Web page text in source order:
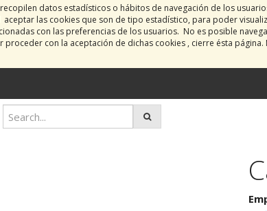
datos estadísticos o hábitos de navegación de los
las cookies que son de tipo estadístico, para poder
con las preferencias de los usuarios. No es posible
con la aceptación de dichas cookies , cierre ésta página.